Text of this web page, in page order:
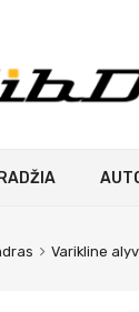
Varikline